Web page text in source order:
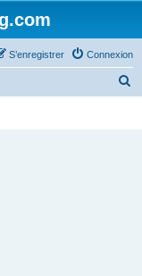
Connexion
S’enregistrer